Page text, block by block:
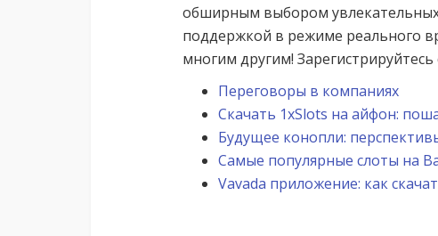
обширным выбором
поддержкой в режиме реального
многим другим!
Переговоры в компаниях
Скачать 1xSlots на айфон:
Будущее конопли:
Самые популярные слоты на
Vavada приложение: как